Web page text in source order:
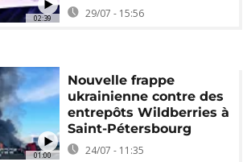
02:39 29/07 - 15:56
01:00
Nouvelle frappe
ukrainienne contre des
entrepôts Wildberries à
Saint-Pétersbourg
24/07 - 11:35